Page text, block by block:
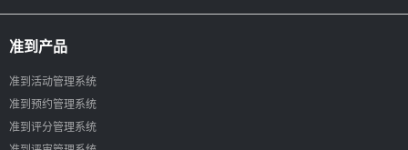
准到产品
准到活动管理系统
准到预约管理系统
准到评分管理系统